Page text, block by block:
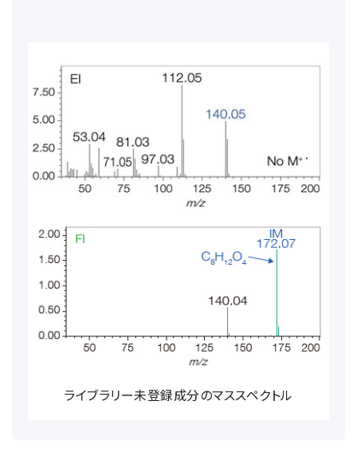
ライブラリー未登録成分のマススペクトル